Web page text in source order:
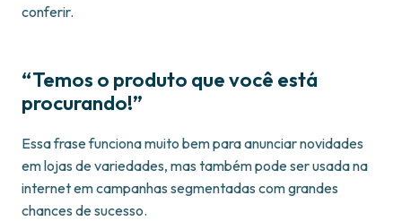
conferir.
“Temos o produto que você está
procurando!”
Essa frase funciona muito bem para anunciar novidades
em lojas de variedades, mas também pode ser usada na
internet em campanhas segmentadas com grandes
chances de sucesso.